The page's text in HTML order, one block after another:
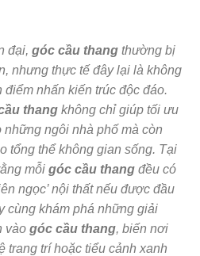
đại, góc cầu thang thường bị
nhưng thực tế đây lại là không
nhấn kiến trúc độc đáo.
thang không chỉ giúp tối ưu
ngôi nhà phố mà còn
tổng thể không gian sống. Tại
mỗi góc cầu thang đều có
ngọc’ nội thất nếu được đầu
cùng khám phá những giải
vào góc cầu thang, biến nơi
trang trí hoặc tiểu cảnh xanh